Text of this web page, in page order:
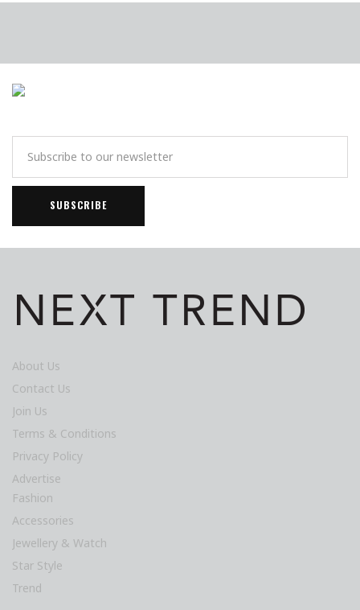
About Us
Contact Us
Join Us
Terms & Conditions
Privacy Policy
Advertise
Fashion
Accessories
Jewellery & Watch
Star Style
Trend